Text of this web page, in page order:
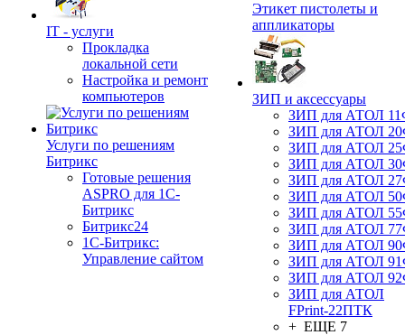
IT - услуги
Прокладка
локальной сети
Настройка и ремонт
компьютеров
Услуги по решениям
Битрикс
Готовые решения
ASPRO для 1С-
Битрикс
Битрикс24
1С-Битрикс:
Управление сайтом
Этикет пистолеты и
аппликаторы
ЗИП и аксессуары
ЗИП для АТОЛ
ЗИП для АТОЛ
ЗИП для АТОЛ
ЗИП для АТОЛ
ЗИП для АТОЛ
ЗИП для АТОЛ
ЗИП для АТОЛ
ЗИП для АТОЛ
ЗИП для АТОЛ
ЗИП для АТОЛ
ЗИП для АТОЛ
ЗИП для АТОЛ
FPrint-22ПТК
+ ЕЩЕ 7